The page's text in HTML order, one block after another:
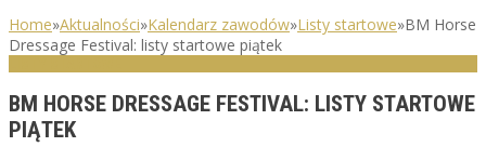
Home»Aktualności»Kalendarz zawodów»Listy startowe»BM Horse
Dressage Festival: listy startowe piątek
BM HORSE DRESSAGE FESTIVAL: LISTY STARTOWE
PIĄTEK